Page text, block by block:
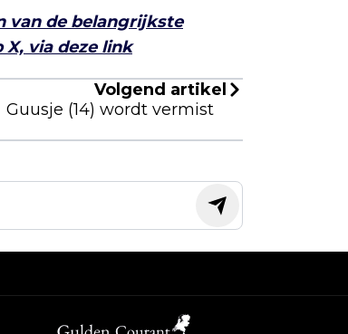
van de belangrijkste
via deze link
Volgend artikel
Guusje (14) wordt vermist